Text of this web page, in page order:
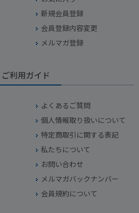
新規会員登録
会員登録内容変更
メルマガ登録
ご利用ガイド
よくあるご質問
個人情報取り扱いについて
特定商取引に関する表記
私たちについて
お問い合わせ
メルマガバックナンバー
会員規約について